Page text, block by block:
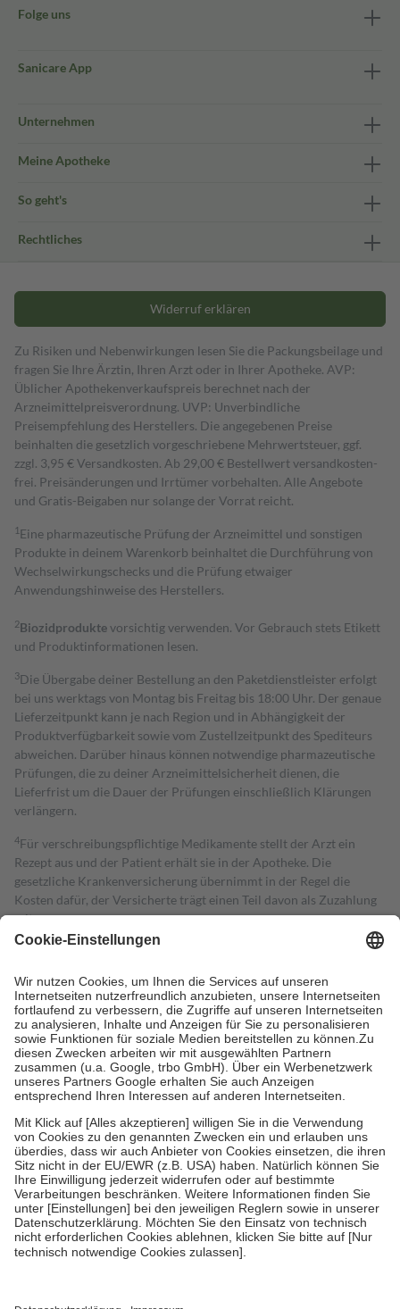
Folge uns
Sanicare App
Unternehmen
Meine Apotheke
So geht's
Rechtliches
Widerruf erklären
Zu Risiken und Nebenwirkungen lesen Sie die Packungsbeilage und
fragen Sie Ihre Ärztin, Ihren Arzt oder in Ihrer Apotheke. AVP:
Üblicher Apothekenverkaufspreis berechnet nach der
Arzneimittelpreisverordnung. UVP: Unverbindliche
Preisempfehlung des Herstellers. Die angegebenen Preise
beinhalten die gesetzlich vorgeschriebene Mehrwertsteuer, ggf.
zzgl. 3,95 € Versandkosten. Ab 29,00 € Bestell­wert versand­kosten­
frei. Preisänderungen und Irrtümer vorbehalten. Alle Angebote
und Gratis-Beigaben nur solange der Vorrat reicht.
1 Eine pharmazeutische Prüfung der Arzneimittel und sonstigen
Produkte in deinem Warenkorb beinhaltet die Durchführung von
Wechselwirkungschecks und die Prüfung etwaiger
Anwendungshinweise des Herstellers.
2Biozidproduktevorsichtig verwenden. Vor Gebrauch stets Etikett
und Produktinformationen lesen.
3Die Übergabe deiner Bestellung an den Paketdienstleister erfolgt
bei uns werktags von Montag bis Freitag bis 18:00 Uhr. Der genaue
Lieferzeitpunkt kann je nach Region und in Abhängigkeit der
Produktverfügbarkeit sowie vom Zustellzeitpunkt des Spediteurs
abweichen. Darüber hinaus können notwendige pharmazeutische
Prüfungen, die zu deiner Arzneimittelsicherheit dienen, die
Lieferfrist um die Dauer der Prüfungen einschließlich Klärungen
verlängern.
4Für verschreibungspflichtige Medikamente stellt der Arzt ein
Rezept aus und der Patient erhält sie in der Apotheke. Die
gesetzliche Krankenversicherung übernimmt in der Regel die
Kosten dafür, der Versicherte trägt einen Teil davon als Zuzahlung
mit.
Grundsätzlich leisten Mitglieder Zuzahlungen in Höhe von zehn
höchstens zehn Euro.
Es sind jedoch nie mehr als die tatsächlichen
Kosten der Leistung zu entrichten.
Diese Regeln gelten grundsätzlich auch für Online-Apotheken.
Bei Heilmitteln und häuslicher Krankenpflege beträgt die
Zuzahlung zehn Prozent der Kosten sowie zehn Euro je
Verordnung.
Um das Engagement der Versicherten für ihre eigene Gesundheit zu
stärken und die besondere Stellung der Familie zu unterstützen,
fallenkeine Zuzahlungenan bei:
• Kindern und Jugendlichen bis zum vollendeten 18. Lebensjahr
mit Ausnahme der Fahrkosten
• Untersuchungen zur Vorsorge und Früherkennung, die von der
GKV getragen werden
• empfohlenen Schutzimpfungen
• Harn- und Blutteststreifen